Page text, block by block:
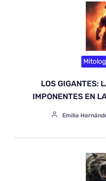
LOS GIGANTES:
IMPONENTES EN
Emilia